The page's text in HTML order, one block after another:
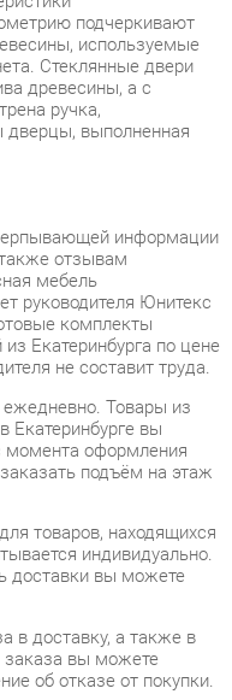
а с
ручка,
выполненная
информации
мебель
руководителя Юнитекс
комплекты
Екатеринбурга по цене
не составит труда.
Товары из
вы
оформления
подъём на этаж
товаров, находящихся
индивидуально.
вы можете
доставку, а также в
вы можете
об отказе от покупки.
готовые комплекты
Если Вы
поврежденную
бесплатна.